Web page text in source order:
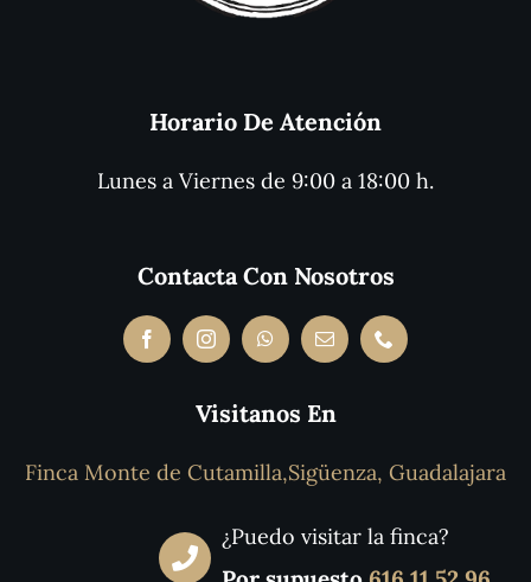
Horario De Atención
Lunes a Viernes de 9:00 a 18:00 h.
Contacta Con Nosotros
Visitanos En
Finca Monte de Cutamilla,Sigüenza, Guadalajara
¿Puedo visitar la finca?